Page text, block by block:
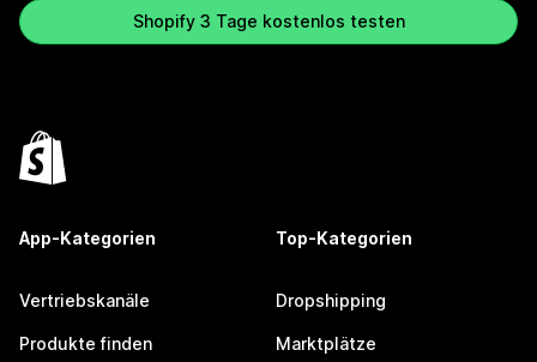
Shopify 3 Tage kostenlos testen
App-Kategorien
Vertriebskanäle
Produkte finden
Top-Kategorien
Dropshipping
Marktplätze